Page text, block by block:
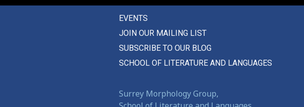
беспризорник
бесталанный
бешмет
EVENTS
JOIN OUR MAILING LIST
SUBSCRIBE TO OUR BLOG
SCHOOL OF LITERATURE AND LANGUAGES
Surrey Morphology Group,